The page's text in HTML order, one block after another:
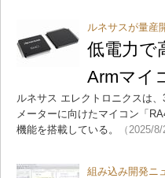
ルネサスが量産
低電力で
Armマイ
ルネサス エレクトロニクスは
メーターに向けたマイコン「
機能を搭載している。
（2025/8/
組み込み開発ニ